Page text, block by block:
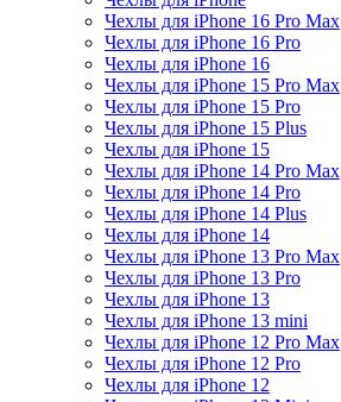
Чехлы для iPhone 16 Pro Max
Чехлы для iPhone 16 Pro
Чехлы для iPhone 16
Чехлы для iPhone 15 Pro Max
Чехлы для iPhone 15 Pro
Чехлы для iPhone 15 Plus
Чехлы для iPhone 15
Чехлы для iPhone 14 Pro Max
Чехлы для iPhone 14 Pro
Чехлы для iPhone 14 Plus
Чехлы для iPhone 14
Чехлы для iPhone 13 Pro Max
Чехлы для iPhone 13 Pro
Чехлы для iPhone 13
Чехлы для iPhone 13 mini
Чехлы для iPhone 12 Pro Max
Чехлы для iPhone 12 Pro
Чехлы для iPhone 12